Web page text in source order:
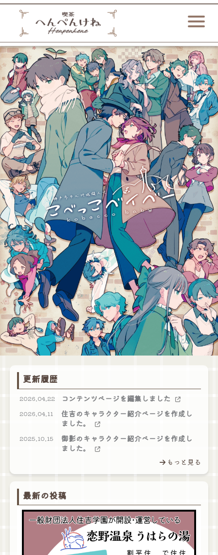
内
ス
キ
ッ
プ
更新履歴
2026.04.22 コンテンツページを編集しました
2026.04.11
住吉のキャラクター紹介ページを作成し
ました。
2025.10.15
御影のキャラクター紹介ページを作成し
ました。
もっと見る
最新の投稿